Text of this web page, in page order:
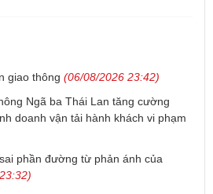
giao thông (06/08/2026 23:42)
Ngã ba Thái Lan tăng cường
doanh vận tải hành khách vi phạm
phần đường từ phản ánh của